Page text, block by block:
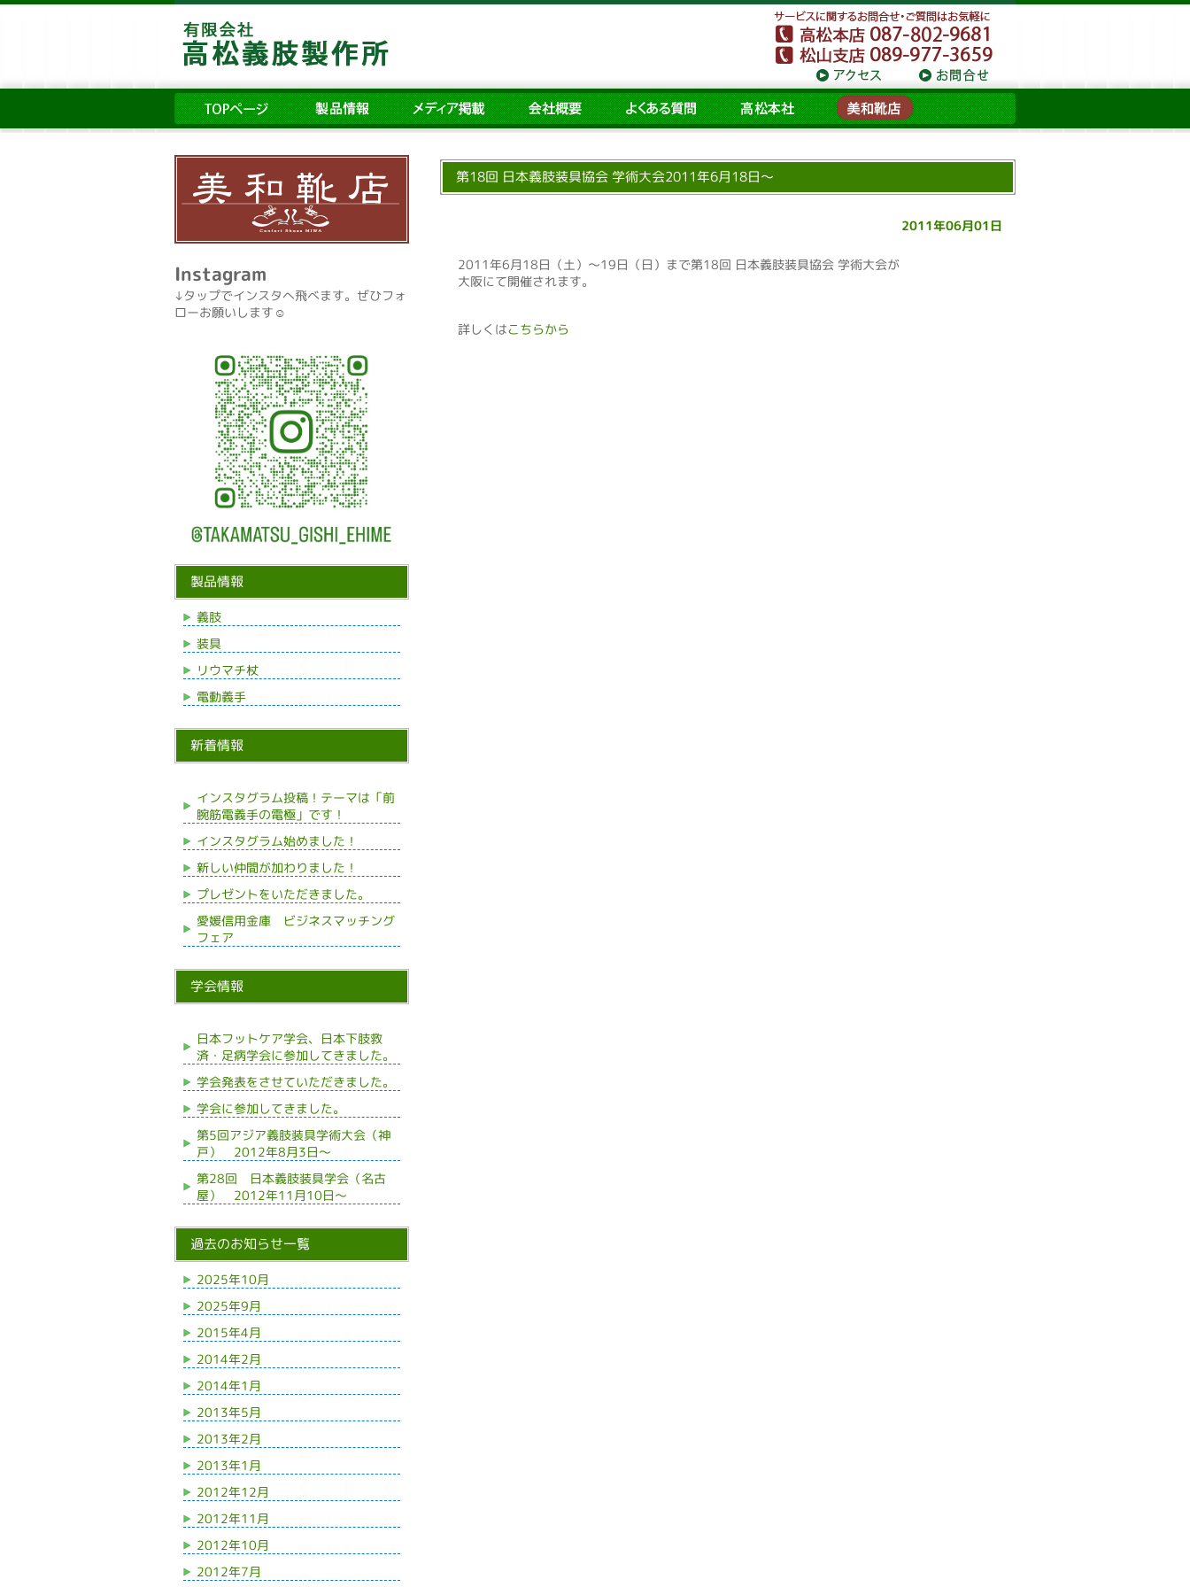
第18回 日本義肢装具協会 学術大会2011年6月18日〜
2011年06月01日
2011年6月18日（土）〜19日（日）まで第18回 日本義肢装具協会 学術大会が
大阪にて開催されます。
詳しくはこちらから
Instagram
↓タップでインスタへ飛べます。ぜひフォ
ローお願いします☺️
製品情報
義肢
装具
リウマチ杖
電動義手
新着情報
インスタグラム投稿！テーマは「前
腕筋電義手の電極」です！
インスタグラム始めました！
新しい仲間が加わりました！
プレゼントをいただきました。
愛媛信用金庫 ビジネスマッチング
フェア
学会情報
日本フットケア学会、日本下肢救
済・足病学会に参加してきました。
学会発表をさせていただきました。
学会に参加してきました。
第5回アジア義肢装具学術大会（神
戸） 2012年8月3日～
第28回 日本義肢装具学会（名古
屋） 2012年11月10日～
過去のお知らせ一覧
2025年10月
2025年9月
2015年4月
2014年2月
2014年1月
2013年5月
2013年2月
2013年1月
2012年12月
2012年11月
2012年10月
2012年7月